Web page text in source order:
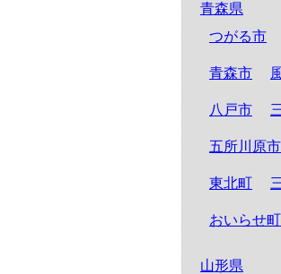
青森県
つがる市
青森市
八戸市
五所川原市
東北町
おいらせ町
山形県